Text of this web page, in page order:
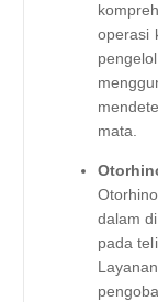
operasi
mata.
dalam
pada